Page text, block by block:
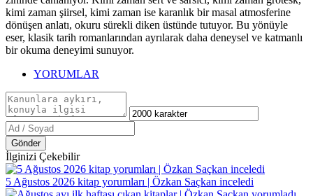
kimi zaman şiirsel, kimi zaman ise karanlık bir masal atmosferine
dönüşen anlatı, okuru sürekli diken üstünde tutuyor. Bu yönüyle
eser, klasik tarih romanlarından ayrılarak daha deneysel ve katmanlı
bir okuma deneyimi sunuyor.
YORUMLAR
Gönder
İlginizi Çekebilir
5 Ağustos 2026 kitap yorumları | Özkan Saçkan inceledi